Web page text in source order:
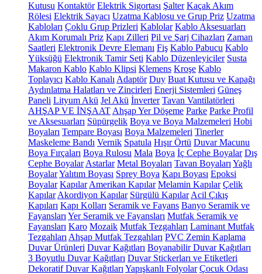
Kutusu Kontaktör Elektrik Sigortası Şalter Kaçak Akım
Rölesi Elektrik Sayacı Uzatma Kablosu ve Grup Priz Uzatma
Kabloları Çoklu Grup Prizleri Kablolar Kablo Aksesuarları
Akım Korumalı Priz Kapı Zilleri Pil ve Şarj Cihazları Zaman
Saatleri Elektronik Devre Elemanı Fiş Kablo Pabucu Kablo
Yüksüğü Elektronik Tamir Seti Kablo Düzenleyiciler Susta
Makaron Kablo Kablo Klipsi Klemens Kroşe Kablo
Toplayıcı Kablo Kanalı Adaptör Duy Buat Kutusu ve Kapağı
Aydınlatma Halatları ve Zincirleri Enerji Sistemleri Güneş
Paneli Lityum Akü Jel Akü İnverter Tavan Vantilatörleri
AHŞAP VE İNŞAAT Ahşap Yer Döşeme Parke Parke Profil
ve Aksesuarları Süpürgelik Boya ve Boya Malzemeleri Hobi
Boyaları Tempare Boyası Boya Malzemeleri Tinerler
Maskeleme Bandı Vernik Spatula Hışır Örtü Duvar Macunu
Boya Fırçaları Boya Rulosu Mala Boya İç Cephe Boyalar Dış
Cephe Boyalar Astarlar Metal Boyaları Tavan Boyaları Yağlı
BoyalarYalıtım Boyası Sprey Boya Kapı Boyası Epoksi
Boyalar Kapılar Amerikan Kapılar Melamin Kapılar Çelik
Kapılar Akordiyon Kapılar Sürgülü Kapılar Acil Çıkış
Kapıları Kapı Kolları Seramik ve Fayans Banyo Seramik ve
Fayansları Yer Seramik ve Fayansları Mutfak Seramik ve
Fayansları Karo Mozaik Mutfak Tezgahları Laminant Mutfak
Tezgahları Ahşap Mutfak Tezgahları PVC Zemin Kaplama
Duvar Ürünleri Duvar Kağıtları Boyanabilir Duvar Kağıtları
3 Boyutlu Duvar Kağıtları Duvar Stickerları ve Etiketleri
Dekoratif Duvar Kağıtları Yapışkanlı Folyolar Çocuk Odası